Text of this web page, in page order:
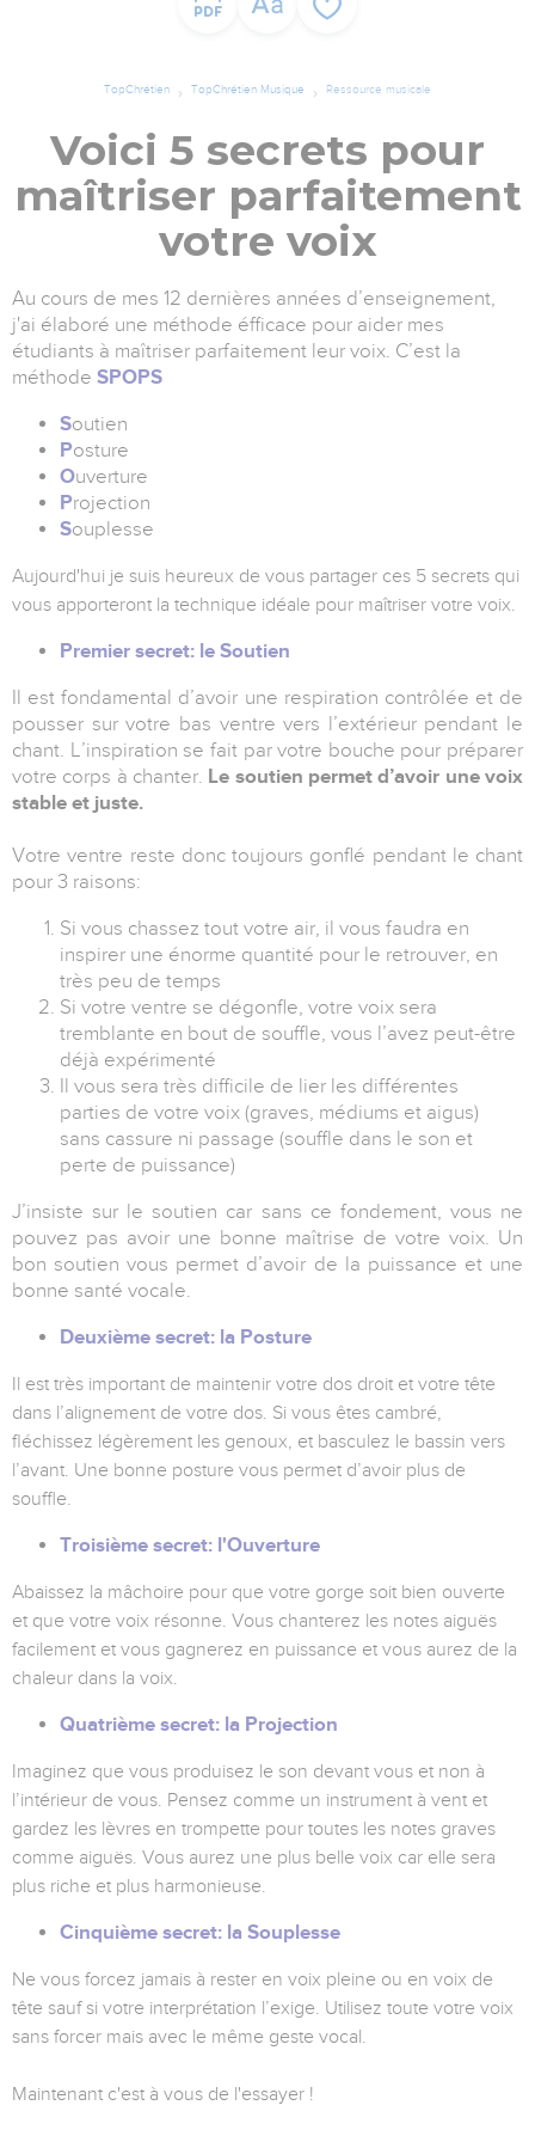
TopChrétien TopChrétien Musique Ressource musicale
Voici 5 secrets pour
maîtriser parfaitement
votre voix
Au cours de mes 12 dernières années d’enseignement,
j'ai élaboré une méthode éfficace pour aider mes
étudiants à maîtriser parfaitement leur voix. C’est la
méthode SPOPS
Soutien
Posture
Ouverture
Projection
Souplesse
Aujourd'hui je suis heureux de vous partager ces 5 secrets qui
vous apporteront la technique idéale pour maîtriser votre voix.
Premier secret: le Soutien
Il est fondamental d’avoir une respiration contrôlée et de
pousser sur votre bas ventre vers l’extérieur pendant le
chant. L’inspiration se fait par votre bouche pour préparer
votre corps à chanter. Le soutien permet d’avoir une voix
stable et juste.
Votre ventre reste donc toujours gonflé pendant le chant
pour 3 raisons:
Si vous chassez tout votre air, il vous faudra en
inspirer une énorme quantité pour le retrouver, en
très peu de temps
Si votre ventre se dégonfle, votre voix sera
tremblante en bout de souffle, vous l’avez peut-être
déjà expérimenté
Il vous sera très difficile de lier les différentes
parties de votre voix (graves, médiums et aigus)
sans cassure ni passage (souffle dans le son et
perte de puissance)
J’insiste sur le soutien car sans ce fondement, vous ne
pouvez pas avoir une bonne maîtrise de votre voix. Un
bon soutien vous permet d’avoir de la puissance et une
bonne santé vocale.
Deuxième secret: la Posture
Il est très important de maintenir votre dos droit et votre tête
dans l’alignement de votre dos. Si vous êtes cambré,
fléchissez légèrement les genoux, et basculez le bassin vers
l’avant. Une bonne posture vous permet d’avoir plus de
souffle.
Troisième secret: l'Ouverture
Abaissez la mâchoire pour que votre gorge soit bien ouverte
et que votre voix résonne. Vous chanterez les notes aiguës
facilement et vous gagnerez en puissance et vous aurez de la
chaleur dans la voix.
Quatrième secret: la Projection
Imaginez que vous produisez le son devant vous et non à
l’intérieur de vous. Pensez comme un instrument à vent et
gardez les lèvres en trompette pour toutes les notes graves
comme aiguës. Vous aurez une plus belle voix car elle sera
plus riche et plus harmonieuse.
Cinquième secret: la Souplesse
Ne vous forcez jamais à rester en voix pleine ou en voix de
tête sauf si votre interprétation l’exige. Utilisez toute votre voix
sans forcer mais avec le même geste vocal.
Maintenant c'est à vous de l'essayer !